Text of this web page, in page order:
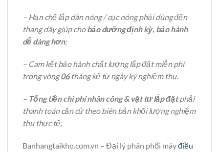
– Hạn chế lắp dàn nóng / cục nóng phải dùng đến
thang dây giúp chobảo dưỡng định kỳ, bảo hành
dễ dàng hơn;
– Cam kết bảo hành chất lượng lắp đặt miễn phí
trong vòng06tháng kể từ ngày ký nghiệm thu.
– Tổng tiền chi phí nhân công & vật tư lắp đặtphải
thanh toán căn cứ theo biên bản khối lượng nghiệm
thu thực tế;
Banhangtaikho.com.vn – Đại lý phân phối máyđiều